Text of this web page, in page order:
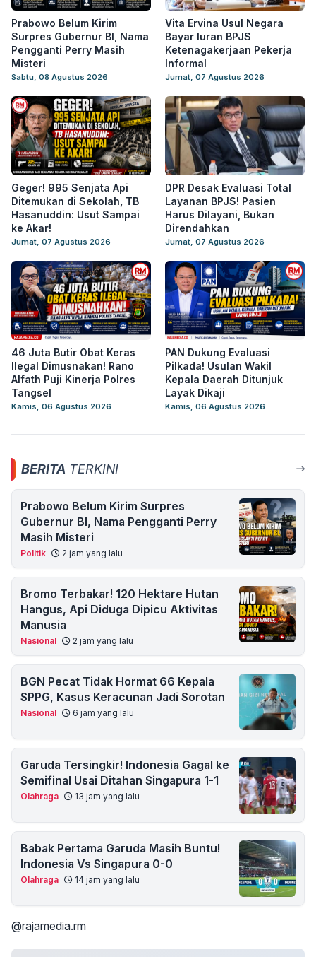
Prabowo Belum Kirim
Surpres Gubernur BI, Nama
Pengganti Perry Masih
Misteri
Sabtu, 08 Agustus 2026
Vita Ervina Usul Negara
Bayar Iuran BPJS
Ketenagakerjaan Pekerja
Informal
Jumat, 07 Agustus 2026
Geger! 995 Senjata Api
Ditemukan di Sekolah, TB
Hasanuddin: Usut Sampai
ke Akar!
Jumat, 07 Agustus 2026
DPR Desak Evaluasi Total
Layanan BPJS! Pasien
Harus Dilayani, Bukan
Direndahkan
Jumat, 07 Agustus 2026
46 Juta Butir Obat Keras
Ilegal Dimusnakan! Rano
Alfath Puji Kinerja Polres
Tangsel
Kamis, 06 Agustus 2026
PAN Dukung Evaluasi
Pilkada! Usulan Wakil
Kepala Daerah Ditunjuk
Layak Dikaji
Kamis, 06 Agustus 2026
BERITA TERKINI
Prabowo Belum Kirim Surpres
Gubernur BI, Nama Pengganti Perry
Masih Misteri
Politik 2 jam yang lalu
Bromo Terbakar! 120 Hektare Hutan
Hangus, Api Diduga Dipicu Aktivitas
Manusia
Nasional 2 jam yang lalu
BGN Pecat Tidak Hormat 66 Kepala
SPPG, Kasus Keracunan Jadi Sorotan
Nasional 6 jam yang lalu
Garuda Tersingkir! Indonesia Gagal ke
Semifinal Usai Ditahan Singapura 1-1
Olahraga 13 jam yang lalu
Babak Pertama Garuda Masih Buntu!
Indonesia Vs Singapura 0-0
Olahraga 14 jam yang lalu
@rajamedia.rm